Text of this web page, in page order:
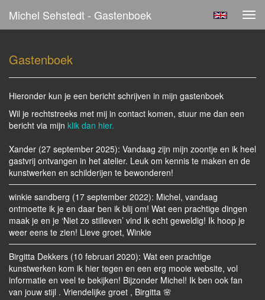
Michel Sehstedt - Gastenboek
Gastenboek
Hieronder kun je een bericht schrijven in mijn gastenboek
Wil je rechtstreeks met mij in contact komen, stuur me dan een
bericht via mijn klik dan hier.
Xander (27 september 2025): Vandaag zijn mijn zoontje en ik heel
gastvrij ontvangen in het atelier. Leuk om kennis te maken en de
kunstwerken en schilderijen te bewonderen!
winkie sandberg (17 september 2022): Michel, vandaag
ontmoette ik je en daar ben ik blij om! Wat een prachtige dingen
maak je en je ‘Niet zo stilleven’ vind ik echt geweldig! Ik hoop je
weer eens te zien! Lieve groet, Winkie
Birgitta Dekkers (10 februari 2020): Wat een prachtige
kunstwerken kom ik hier tegen en een erg mooie website, vol
informatie en veel te bekijken! Bijzonder Michel! Ik ben ook fan
van jouw stijl . Vriendelijke groet , Birgitta 🌸